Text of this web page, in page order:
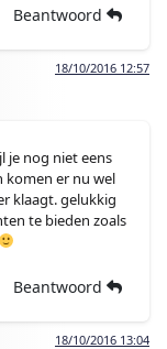
Beantwoord
18/10/2016 12:57
je nog niet eens
komen er nu wel
klaagt. gelukkig
te bieden zoals
Beantwoord
18/10/2016 13:04